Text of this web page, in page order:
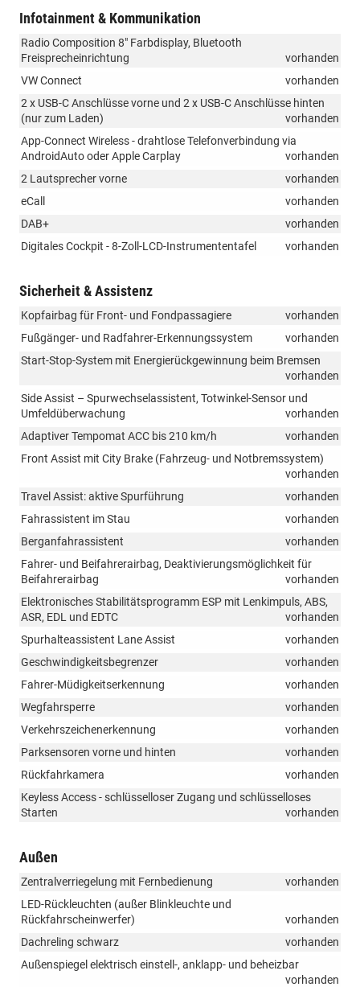
Infotainment & Kommunikation
Radio Composition 8" Farbdisplay, Bluetooth
Freisprecheinrichtung
vorhanden
VW Connect
vorhanden
2 x USB-C Anschlüsse vorne und 2 x USB-C Anschlüsse hinten
(nur zum Laden)
vorhanden
App-Connect Wireless - drahtlose Telefonverbindung via
AndroidAuto oder Apple Carplay
vorhanden
2 Lautsprecher vorne
vorhanden
eCall
vorhanden
DAB+
vorhanden
Digitales Cockpit - 8-Zoll-LCD-Instrumententafel
vorhanden
Sicherheit & Assistenz
Kopfairbag für Front- und Fondpassagiere
vorhanden
Fußgänger- und Radfahrer-Erkennungssystem
vorhanden
Start-Stop-System mit Energierückgewinnung beim Bremsen
vorhanden
Side Assist – Spurwechselassistent, Totwinkel-Sensor und
Umfeldüberwachung
vorhanden
Adaptiver Tempomat ACC bis 210 km/h
vorhanden
Front Assist mit City Brake (Fahrzeug- und Notbremssystem)
vorhanden
Travel Assist: aktive Spurführung
vorhanden
Fahrassistent im Stau
vorhanden
Berganfahrassistent
vorhanden
Fahrer- und Beifahrerairbag, Deaktivierungsmöglichkeit für
Beifahrerairbag
vorhanden
Elektronisches Stabilitätsprogramm ESP mit Lenkimpuls, ABS,
ASR, EDL und EDTC
vorhanden
Spurhalteassistent Lane Assist
vorhanden
Geschwindigkeitsbegrenzer
vorhanden
Fahrer-Müdigkeitserkennung
vorhanden
Wegfahrsperre
vorhanden
Verkehrszeichenerkennung
vorhanden
Parksensoren vorne und hinten
vorhanden
Rückfahrkamera
vorhanden
Keyless Access - schlüsselloser Zugang und schlüsselloses
Starten
vorhanden
Außen
Zentralverriegelung mit Fernbedienung
vorhanden
LED-Rückleuchten (außer Blinkleuchte und
Rückfahrscheinwerfer)
vorhanden
Dachreling schwarz
vorhanden
Außenspiegel elektrisch einstell-, anklapp- und beheizbar
vorhanden